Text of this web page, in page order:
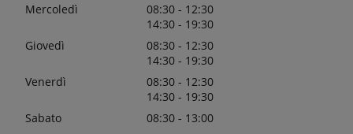
Mercoledì
08:30 - 12:30
14:30 - 19:30
Giovedì
08:30 - 12:30
14:30 - 19:30
Venerdì
08:30 - 12:30
14:30 - 19:30
Sabato
08:30 - 13:00